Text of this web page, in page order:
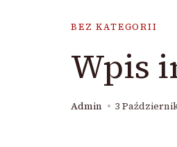
BEZ KATEGORII
Wpis
Admin 3